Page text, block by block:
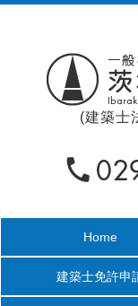
(建築士
Home
建築士免許申